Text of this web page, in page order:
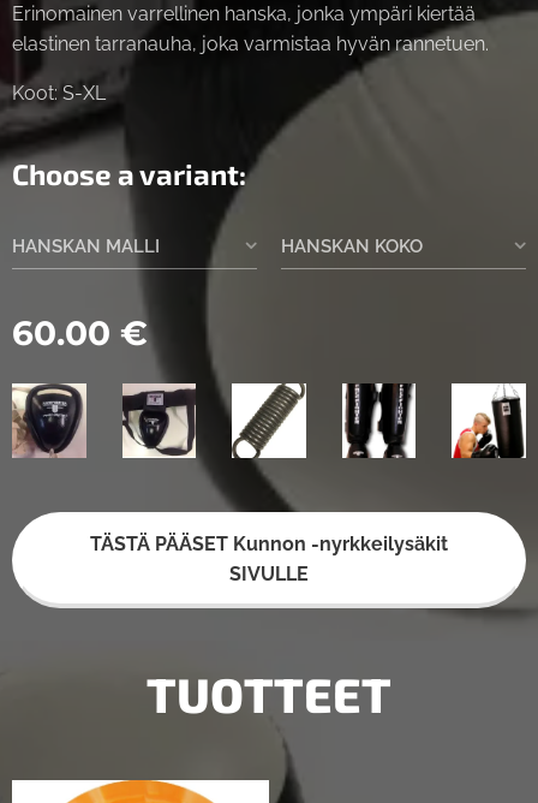
Erinomainen varrellinen hanska, jonka ympäri kiertää
elastinen tarranauha, joka varmistaa hyvän rannetuen.
Koot: S-XL
Choose a variant:
HANSKAN MALLI HANSKAN KOKO
60.00 €
TÄSTÄ PÄÄSET Kunnon -nyrkkeilysäkit
SIVULLE
TUOTTEET